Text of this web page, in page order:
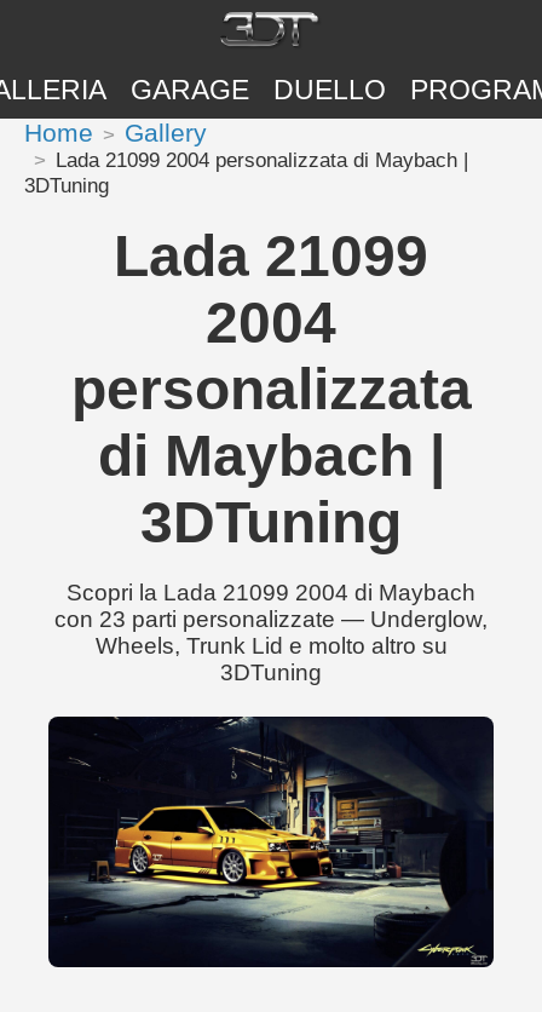
GARAGE DUELLO
Home Gallery
Lada 21099 2004 personalizzata di Maybach |
3DTuning
Lada 21099
2004
personalizzata
di Maybach |
3DTuning
Scopri la Lada 21099 2004 di Maybach
con 23 parti personalizzate — Underglow,
Wheels, Trunk Lid e molto altro su
3DTuning